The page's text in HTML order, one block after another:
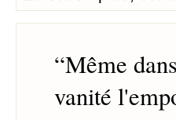
“Même
vanité